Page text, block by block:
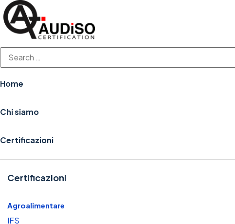
Vai
al
contenuto
Home
Chi siamo
Certificazioni
Certificazioni
Agroalimentare
IFS